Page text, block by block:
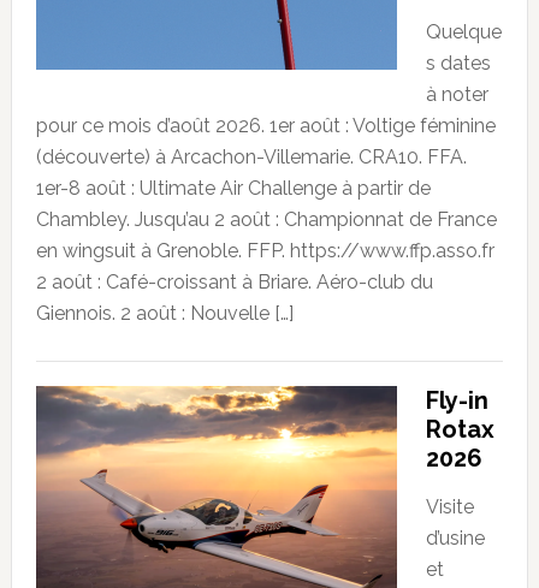
Quelque
s dates
à noter
pour ce mois d’août 2026. 1er août : Voltige féminine
(découverte) à Arcachon-Villemarie. CRA10. FFA.
1er-8 août : Ultimate Air Challenge à partir de
Chambley. Jusqu’au 2 août : Championnat de France
en wingsuit à Grenoble. FFP. https://www.ffp.asso.fr
2 août : Café-croissant à Briare. Aéro-club du
Giennois. 2 août : Nouvelle […]
Fly-in
Rotax
2026
Visite
d’usine
et